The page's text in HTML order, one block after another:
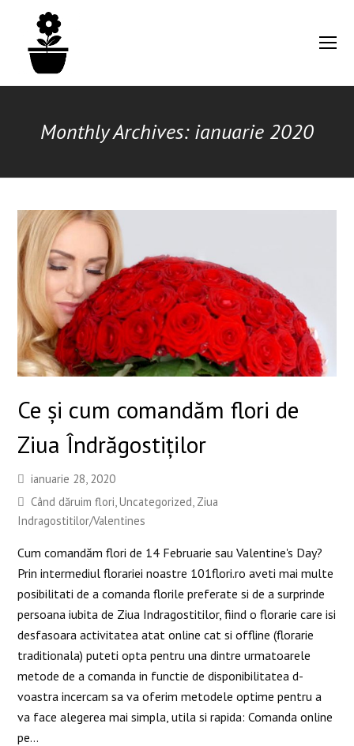
Monthly Archives: ianuarie 2020
Ce şi cum comandăm flori de
Ziua Îndrăgostiţilor
ianuarie 28, 2020
Când dăruim flori ,Uncategorized Ziua
Indragostitilor/Valentines
Cum comandăm flori de 14 Februarie sau Valentine's Day?
Prin intermediul florariei noastre 101flori.ro aveti mai multe
posibilitati de a comanda florile preferate si de a surprinde
persoana iubita de Ziua Indragostitilor, fiind o florarie care isi
desfasoara activitatea atat online cat si offline (florarie
traditionala) puteti opta pentru una dintre urmatoarele
metode de a comanda in functie de disponibilitatea d-
voastra incercam sa va oferim metodele optime pentru a
va face alegerea mai simpla, utila si rapida: Comanda online
pe…